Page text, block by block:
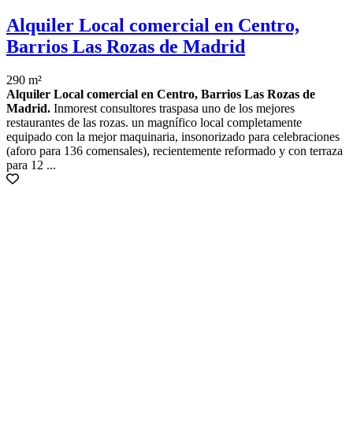
Alquiler Local comercial en Centro,
Barrios Las Rozas de Madrid
290 m²
Alquiler Local comercial en Centro, Barrios Las Rozas de
Madrid. Inmorest consultores traspasa uno de los mejores
restaurantes de las rozas. un magnífico local completamente
equipado con la mejor maquinaria, insonorizado para celebraciones
(aforo para 136 comensales), recientemente reformado y con terraza
para 12 ...